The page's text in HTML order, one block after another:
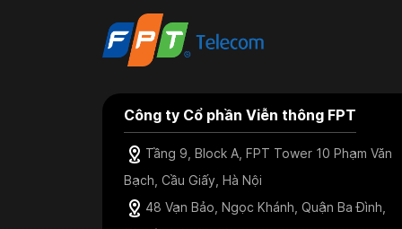
Công ty Cổ phần Viễn thông FPT
Tầng 9, Block A, FPT Tower 10 Phạm Văn
Bạch, Cầu Giấy, Hà Nội
48 Vạn Bảo, Ngọc Khánh, Quận Ba Đình,